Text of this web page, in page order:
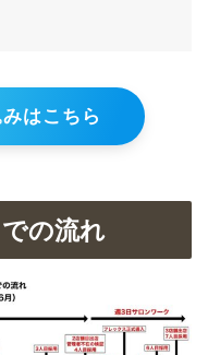
はこちら
の流れ